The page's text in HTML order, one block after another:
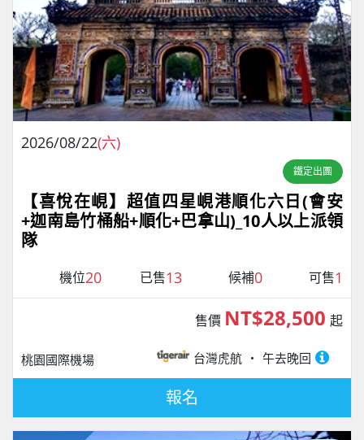
2026/08/22(六)
鐵定出團
【喜悅在峴】超值四星峴港順化六日(會安
+迦南島竹桶船+順化+巴拿山)_10人以上派領
隊
機位20 已售13 候補0 可售1
桃園國際機場 台灣虎航 午去晚回
售價 NT$28,500 起
報名